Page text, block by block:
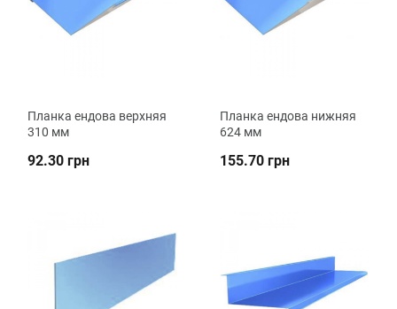
Планка ендова верхняя
310 мм
92.30 грн
Планка ендова нижняя
624 мм
155.70 грн